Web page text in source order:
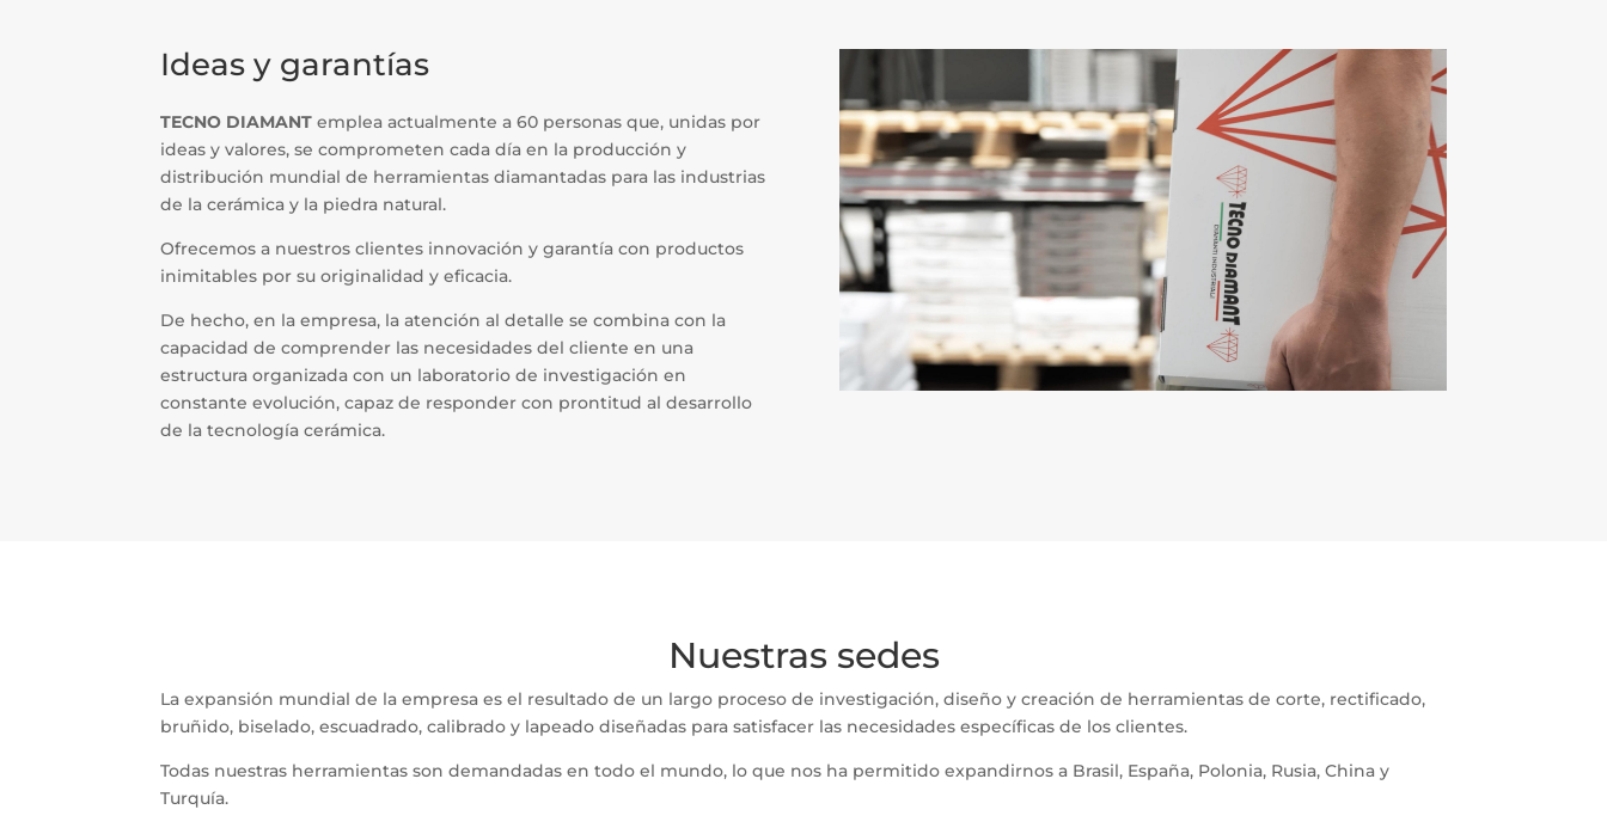
Ideas y garantías
TECNO DIAMANT emplea actualmente a 60 personas que, unidas por
ideas y valores, se comprometen cada día en la producción y
distribución mundial de herramientas diamantadas para las industrias
de la cerámica y la piedra natural.
Ofrecemos a nuestros clientes innovación y garantía con productos
inimitables por su originalidad y eficacia.
De hecho, en la empresa, la atención al detalle se combina con la
capacidad de comprender las necesidades del cliente en una
estructura organizada con un laboratorio de investigación en
constante evolución, capaz de responder con prontitud al desarrollo
de la tecnología cerámica.
Nuestras sedes
La expansión mundial de la empresa es el resultado de un largo proceso de investigación, diseño y creación de herramientas de corte, rectificado,
bruñido, biselado, escuadrado, calibrado y lapeado diseñadas para satisfacer las necesidades específicas de los clientes.
Todas nuestras herramientas son demandadas en todo el mundo, lo que nos ha permitido expandirnos a Brasil, España, Polonia, Rusia, China y
Turquía.